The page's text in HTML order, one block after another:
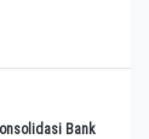
Bank